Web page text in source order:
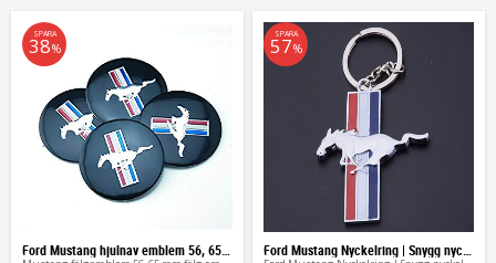
SPARA
38%
SPARA
57%